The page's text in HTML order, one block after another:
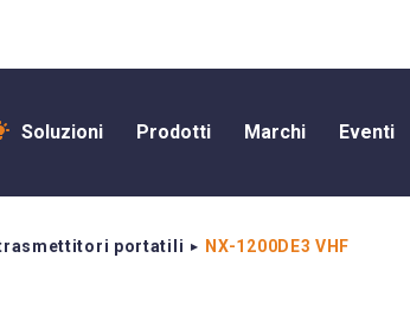
Soluzioni Prodotti Marchi Eventi
portatili NX-1200DE3 VHF